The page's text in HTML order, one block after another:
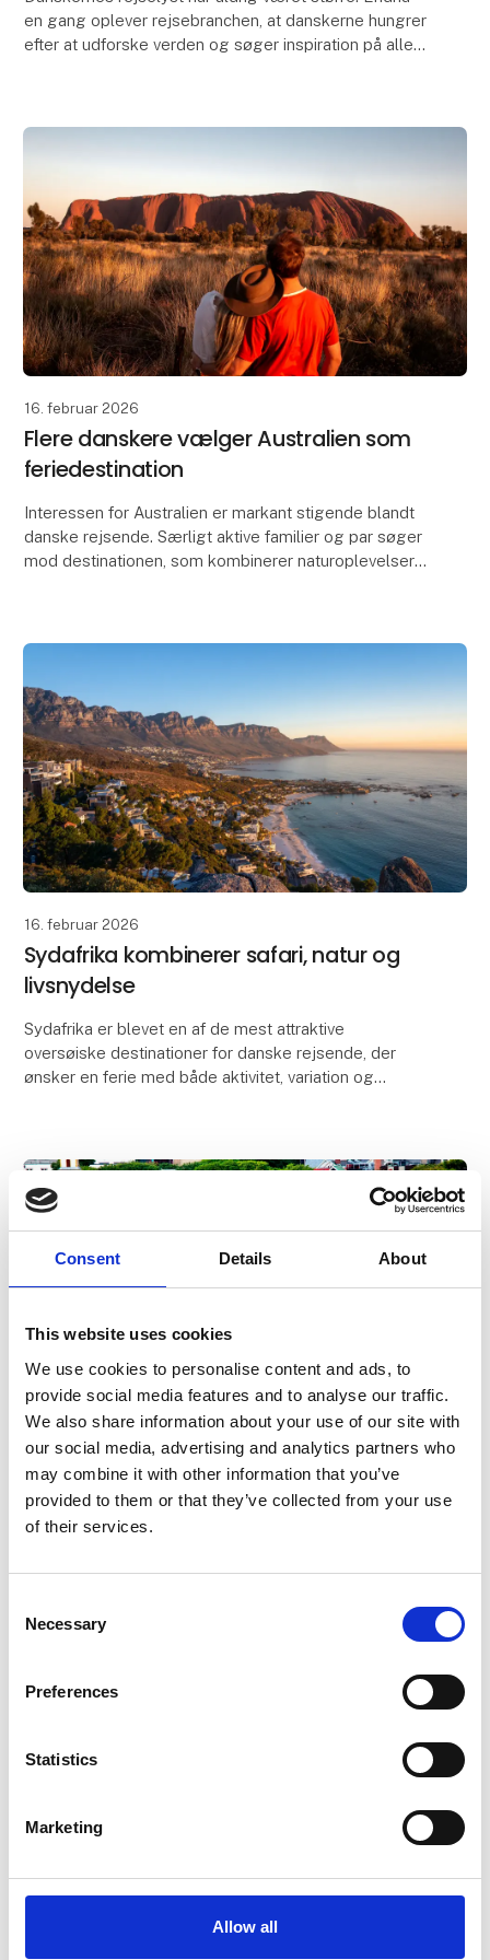
Consent Details About
This website uses cookies
We use cookies to personalise content and ads, to
provide social media features and to analyse our traffic.
We also share information about your use of our site with
our social media, advertising and analytics partners who
may combine it with other information that you’ve
provided to them or that they’ve collected from your use
of their services.
Selection
Necessary
Preferences
Statistics
Marketing
Allow all
en gang oplever rejsebranchen, at danskerne hungrer
efter at udforske verden og søger inspiration på alle
16. februar 2026
Flere danskere vælger Australien som
feriedestination
Interessen for Australien er markant stigende blandt
danske rejsende. Særligt aktive familier og par søger
mod destinationen, som kombinerer naturoplevelser,
16. februar 2026
Sydafrika kombinerer safari, natur og
livsnydelse
Sydafrika er blevet en af de mest attraktive
oversøiske destinationer for danske rejsende, der
ønsker en ferie med både aktivitet, variation og
16. februar 2026
Færøerne byder på rå natur og aktive
oplevelser
destination for rejsende, der søger storslået natur,
nordatlantiske øgruppe kombinerer dramatiske